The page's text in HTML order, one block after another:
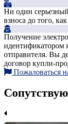
Ни один
взноса до того,
Получение
идентификатором
отправителя. Вы
договор купли-
Пожаловаться